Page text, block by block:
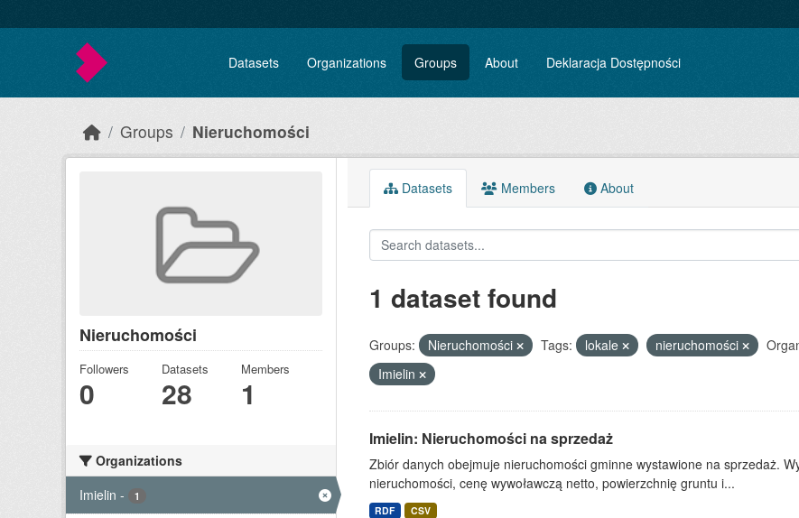
Datasets Organizations Groups About Deklaracja Dostępności
Groups Nieruchomości
Nieruchomości
Followers
0
Datasets
28
Members
1
Organizations
Imielin - 1
Datasets Members About
1 dataset found
Groups: Nieruchomości Tags: lokale nieruchomości
Imielin
Imielin: Nieruchomości na sprzedaż
Zbiór danych obejmuje nieruchomości gminne wystawione na sprzedaż.
nieruchomości, cenę wywoławczą netto, powierzchnię gruntu i...
RDF CSV